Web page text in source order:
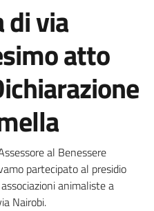
di via
atto
al Benessere
partecipato al presidio
animaliste a
Nairobi.